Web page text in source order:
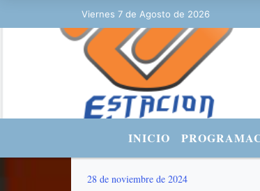
Viernes 7 de Agosto de 2026
Estacionurbana Radiourbana - TWITTER:
INICIO
28 de noviembre de 2024